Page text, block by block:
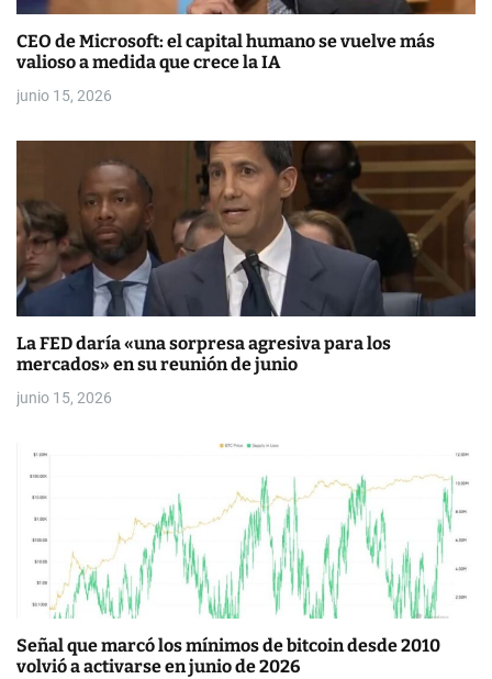
r
a
d
a
CEO de Microsoft: el capital humano se vuelve más
valioso a medida que crece la IA
junio 15, 2026
La FED daría «una sorpresa agresiva para los
mercados» en su reunión de junio
junio 15, 2026
Señal que marcó los mínimos de bitcoin desde 2010
volvió a activarse en junio de 2026